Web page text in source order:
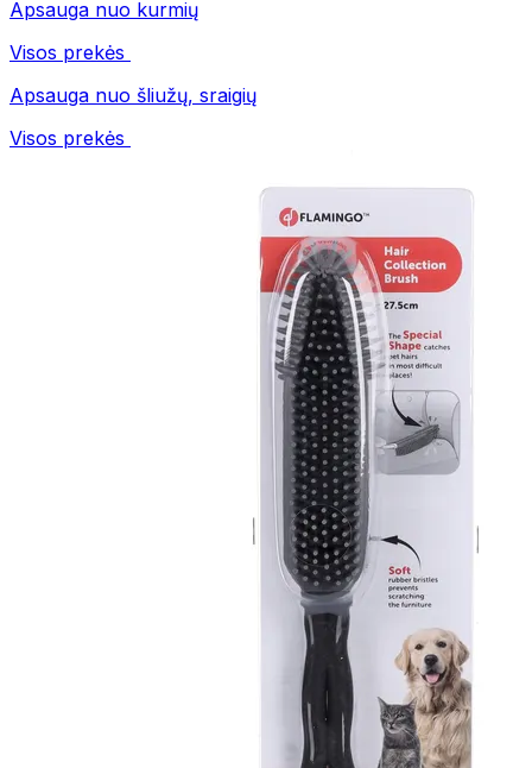
Apsauga nuo kurmių
Visos prekės
Apsauga nuo šliužų, sraigių
Visos prekės